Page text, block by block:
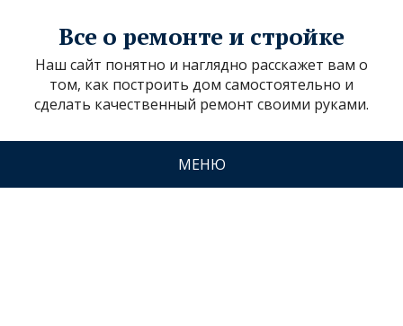
Все о ремонте и стройке
Наш сайт понятно и наглядно расскажет вам о
том, как построить дом самостоятельно и
сделать качественный ремонт своими руками.
МЕНЮ